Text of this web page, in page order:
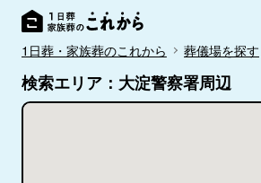
1日葬・家族葬のこれから 葬儀場を探す
検索エリア：大淀警察署周辺